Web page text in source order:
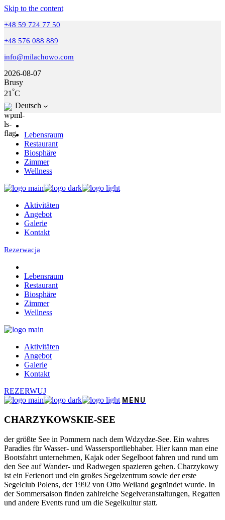
Skip to the content
+48 59 724 77 50
+48 576 088 889
info@milachowo.com
2026-08-07
Brusy
21 °C
Deutsch
Lebensraum
Restaurant
Biosphäre
Zimmer
Wellness
Aktivitäten
Angebot
Galerie
Kontakt
Rezerwacja
Lebensraum
Restaurant
Biosphäre
Zimmer
Wellness
Aktivitäten
Angebot
Galerie
Kontakt
REZERWUJ
CHARZYKOWSKIE-SEE
der größte See in Pommern nach dem Wdzydze-See. Ein wahres
Paradies für Wasser- und Wassersportliebhaber. Hier kann man eine
Bootsfahrt unternehmen, Kajak oder Segelboot fahren und rund um
den See auf Wander- und Radwegen spazieren gehen. Charzykowy
ist ein Ferienort und ein großes Segelzentrum sowie der erste
Segelclub Polens, der 1992 von Otto Weiland gegründet wurde. In
der Sommersaison finden zahlreiche Segelveranstaltungen, Regatten
und andere Events rund um die Segelkultur statt.